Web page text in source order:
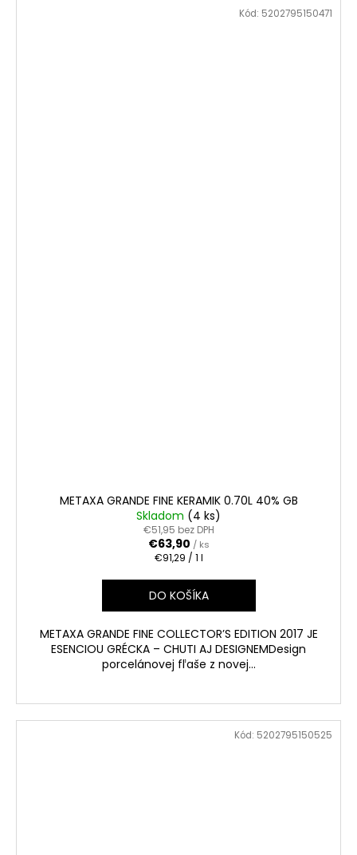
METAXA GRANDE FINE KERAMIK 0.70L 40% GB
Skladom (4 ks)
€51,95 bez DPH
€63,90 / ks
Jednotková
€91,29 / 1 l
DO KOŠÍKA
METAXA GRANDE FINE COLLECTOR’S EDITION 2017 JE
ESENCIOU GRÉCKA – CHUTI AJ DESIGNEMDesign
porcelánovej fľaše z novej...
Kód: 5202795150471
Kód: 5202795150525